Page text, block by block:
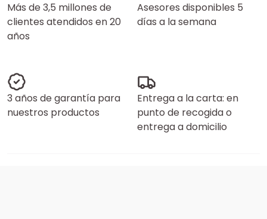
Más de 3,5 millones de
clientes atendidos en 20
años
Asesores disponibles 5
días a la semana
3 años de garantía para
nuestros productos
Entrega a la carta: en
punto de recogida o
entrega a domicilio